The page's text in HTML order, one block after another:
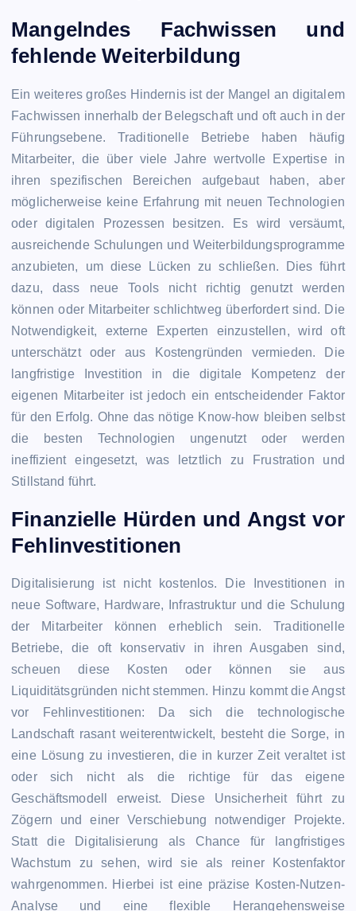
Mangelndes Fachwissen und
fehlende Weiterbildung
Ein weiteres großes Hindernis ist der Mangel an digitalem
Fachwissen innerhalb der Belegschaft und oft auch in der
Führungsebene. Traditionelle Betriebe haben häufig
Mitarbeiter, die über viele Jahre wertvolle Expertise in
ihren spezifischen Bereichen aufgebaut haben, aber
möglicherweise keine Erfahrung mit neuen Technologien
oder digitalen Prozessen besitzen. Es wird versäumt,
ausreichende Schulungen und Weiterbildungsprogramme
anzubieten, um diese Lücken zu schließen. Dies führt
dazu, dass neue Tools nicht richtig genutzt werden
können oder Mitarbeiter schlichtweg überfordert sind. Die
Notwendigkeit, externe Experten einzustellen, wird oft
unterschätzt oder aus Kostengründen vermieden. Die
langfristige Investition in die digitale Kompetenz der
eigenen Mitarbeiter ist jedoch ein entscheidender Faktor
für den Erfolg. Ohne das nötige Know-how bleiben selbst
die besten Technologien ungenutzt oder werden
ineffizient eingesetzt, was letztlich zu Frustration und
Stillstand führt.
Finanzielle Hürden und Angst vor
Fehlinvestitionen
Digitalisierung ist nicht kostenlos. Die Investitionen in
neue Software, Hardware, Infrastruktur und die Schulung
der Mitarbeiter können erheblich sein. Traditionelle
Betriebe, die oft konservativ in ihren Ausgaben sind,
scheuen diese Kosten oder können sie aus
Liquiditätsgründen nicht stemmen. Hinzu kommt die Angst
vor Fehlinvestitionen: Da sich die technologische
Landschaft rasant weiterentwickelt, besteht die Sorge, in
eine Lösung zu investieren, die in kurzer Zeit veraltet ist
oder sich nicht als die richtige für das eigene
Geschäftsmodell erweist. Diese Unsicherheit führt zu
Zögern und einer Verschiebung notwendiger Projekte.
Statt die Digitalisierung als Chance für langfristiges
Wachstum zu sehen, wird sie als reiner Kostenfaktor
wahrgenommen. Hierbei ist eine präzise Kosten-Nutzen-
Analyse und eine flexible Herangehensweise